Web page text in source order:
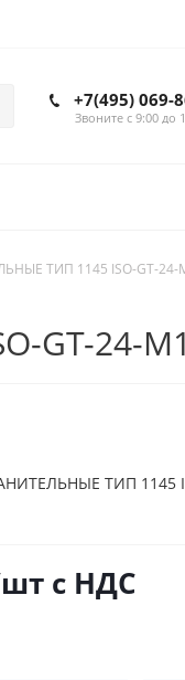
+7(495) 069-
Звоните с 9:00 до
ТИП 1145 ISO-GT-24-
GT-24-
ТИП 1145
с НДС